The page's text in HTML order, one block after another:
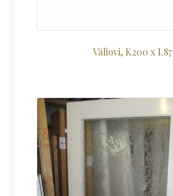
Väliovi, K200 x L87